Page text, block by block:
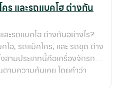
ร และรถแบคโฮ ต่างกัน
ะรถแบคโฮ ต่างกันอย่างไร?
โฮ, รถแม็คโคร, และ รถขุด ต่าง
สามประเภทนี้คือเครื่องจักรกล
ามความคุ้นเคย โดยคำว่า
ภาษาอังกฤษ Back (ด้าน